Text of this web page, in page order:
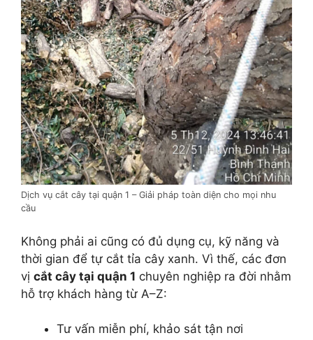
Dịch vụ cắt cây tại quận 1 – Giải pháp toàn diện cho mọi nhu
cầu
Không phải ai cũng có đủ dụng cụ, kỹ năng và
thời gian để tự cắt tỉa cây xanh. Vì thế, các đơn
vị cắt cây tại quận 1 chuyên nghiệp ra đời nhằm
hỗ trợ khách hàng từ A–Z:
Tư vấn miễn phí, khảo sát tận nơi